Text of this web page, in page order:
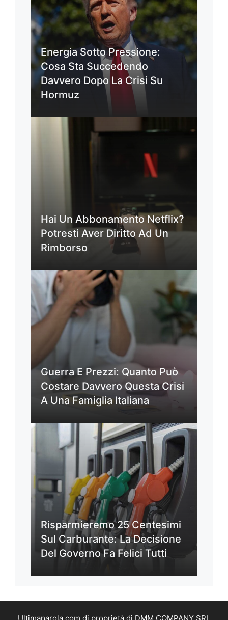
Energia Sotto Pressione:
Cosa Sta Succedendo
Davvero Dopo La Crisi Su
Hormuz
Hai Un Abbonamento Netflix?
Potresti Aver Diritto Ad Un
Rimborso
Guerra E Prezzi: Quanto Può
Costare Davvero Questa Crisi
A Una Famiglia Italiana
Risparmieremo 25 Centesimi
Sul Carburante: La Decisione
Del Governo Fa Felici Tutti